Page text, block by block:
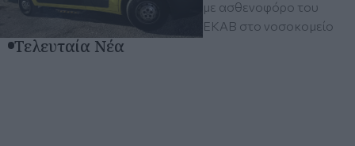
με ασθενοφόρο του
ΕΚΑΒ στο νοσοκομείο
Τελευταία Νέα